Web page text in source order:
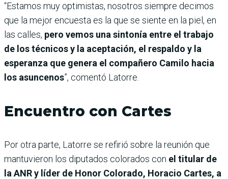
“Estamos muy optimistas, nosotros siempre decimos
que la mejor encuesta es la que se siente en la piel, en
las calles, pero vemos una sintonía entre el trabajo
de los técnicos y la aceptación, el respaldo y la
esperanza que genera el compañero Camilo hacia
los asuncenos”, comentó Latorre.
Encuentro con Cartes
Por otra parte, Latorre se refirió sobre la reunión que
mantuvieron los diputados colorados con el titular de
la ANR y líder de Honor Colorado, Horacio Cartes, a